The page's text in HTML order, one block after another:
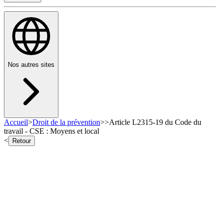
Nos autres sites
Accueil>Droit de la prévention>>Article L2315-19 du Code du
travail - CSE : Moyens et local
<
Retour